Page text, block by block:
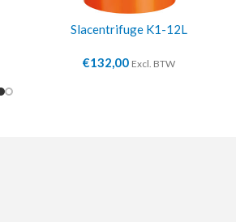
Slacentrifuge K1-12L
€132,00 Excl. BTW